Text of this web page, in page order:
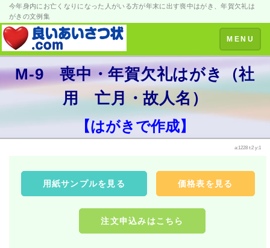
今年身内にお亡くなりになった人がいる方が年末に出す喪中はがき、年賀欠礼は
がきの文例集
Toggle
navigation
MENU
M-9 喪中・年賀欠礼はがき（社
用 亡月・故人名）
【はがきで作成】
a:1228 t:2 y:1
用紙サンプルを見る 価格表を見る
注文申込みはこちら